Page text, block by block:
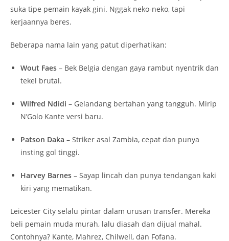
suka tipe pemain kayak gini. Nggak neko-neko, tapi
kerjaannya beres.
Beberapa nama lain yang patut diperhatikan:
Wout Faes – Bek Belgia dengan gaya rambut nyentrik dan
tekel brutal.
Wilfred Ndidi – Gelandang bertahan yang tangguh. Mirip
N’Golo Kante versi baru.
Patson Daka – Striker asal Zambia, cepat dan punya
insting gol tinggi.
Harvey Barnes – Sayap lincah dan punya tendangan kaki
kiri yang mematikan.
Leicester City selalu pintar dalam urusan transfer. Mereka
beli pemain muda murah, lalu diasah dan dijual mahal.
Contohnya? Kante, Mahrez, Chilwell, dan Fofana.